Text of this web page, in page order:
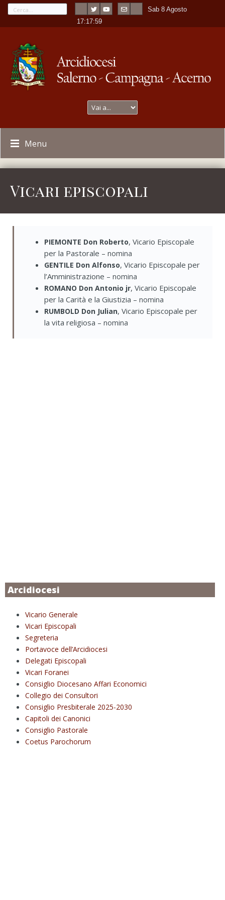
Sab 8 Agosto
17:17:59
Menu
Vicari episcopali
PIEMONTE Don Roberto, Vicario Episcopale
per la Pastorale – nomina
GENTILE Don Alfonso, Vicario Episcopale per
l’Amministrazione – nomina
ROMANO Don Antonio jr, Vicario Episcopale
per la Carità e la Giustizia – nomina
RUMBOLD Don Julian, Vicario Episcopale per
la vita religiosa – nomina
Arcidiocesi
Vicario Generale
Vicari Episcopali
Segreteria
Portavoce dell’Arcidiocesi
Delegati Episcopali
Vicari Foranei
Consiglio Diocesano Affari Economici
Collegio dei Consultori
Consiglio Presbiterale 2025-2030
Capitoli dei Canonici
Consiglio Pastorale
Coetus Parochorum